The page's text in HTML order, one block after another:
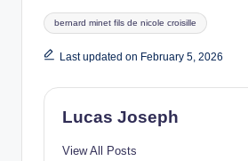
Tags:
bernard minet fils de nicole croisille
Last updated on February 5, 2026
Lucas Joseph
View All Posts